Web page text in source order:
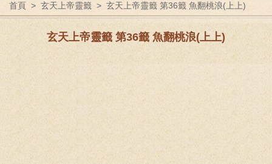
首頁 > 玄天上帝靈籤 > 玄天上帝靈籤 第36籤 魚翻桃浪(上上)
玄天上帝靈籤 第36籤 魚翻桃浪(上上)